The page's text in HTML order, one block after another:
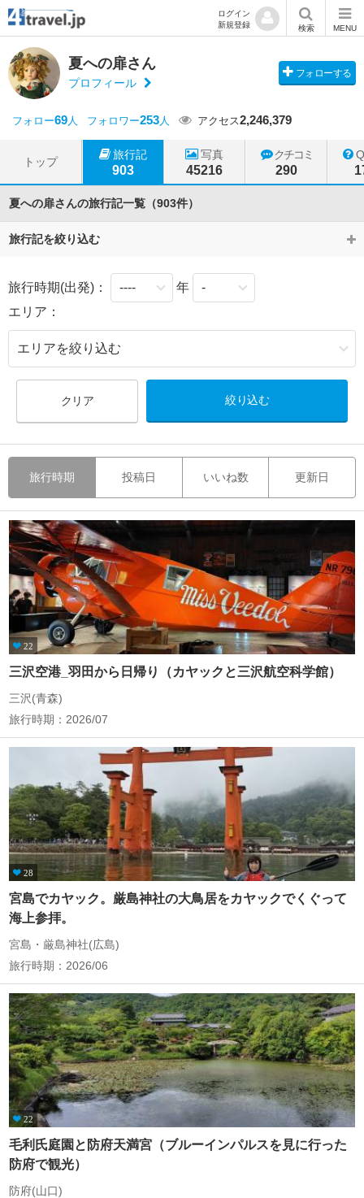
ログイン
新規登録
検索 MENU
夏への扉さん
プロフィール
フォローする
フォロー69人 フォロワー253人 アクセス2,246,379
トップ
旅行記
903
写真
45216
クチコミ
290
夏への扉さんの旅行記一覧（903件）
旅行記を絞り込む
旅行時期(出発)：
年
エリア：
クリア
旅行時期 投稿日 いいね数 更新日
22
三沢空港_羽田から日帰り（カヤックと三沢航空科学館）
三沢(青森)
旅行時期：2026/07
28
宮島でカヤック。厳島神社の大鳥居をカヤックでくぐって
海上参拝。
宮島・厳島神社(広島)
旅行時期：2026/06
22
毛利氏庭園と防府天満宮（ブルーインパルスを見に行った
防府で観光）
防府(山口)